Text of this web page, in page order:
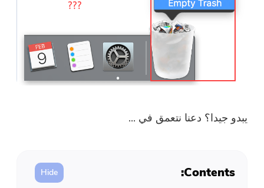
يبدو جيدا؟ دعنا نتعمق في ...
Contents: